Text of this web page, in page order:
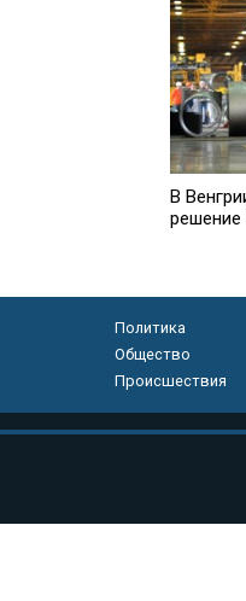
В
решение
Политика
Общество
Происшествия
массовых